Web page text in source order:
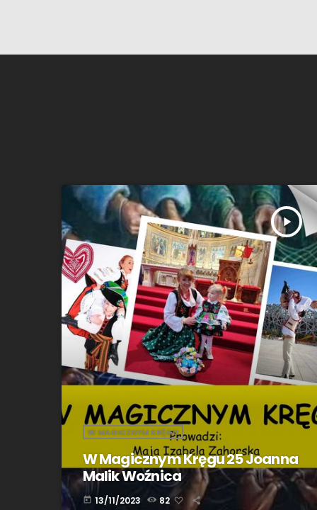
play_arrow
W MAGICZNYM KRĘGU
W Magicznym Kręgu 25 Joanna
Malik Woźnica
today 13/11/2023 82